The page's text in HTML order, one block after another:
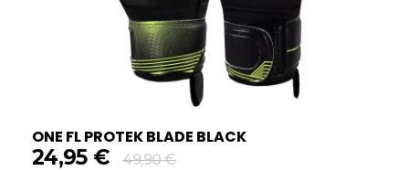
ONE FL PROTEK BLADE BLACK
24,95 € 49,90€